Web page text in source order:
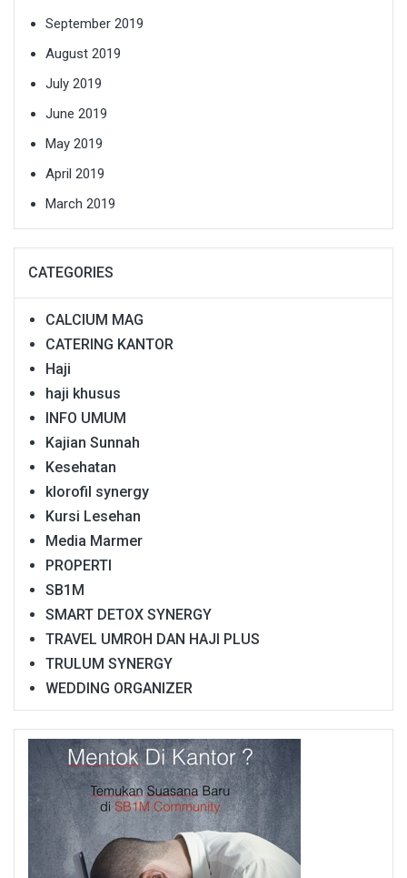
September 2019
August 2019
July 2019
June 2019
May 2019
April 2019
March 2019
CATEGORIES
CALCIUM MAG
CATERING KANTOR
Haji
haji khusus
INFO UMUM
Kajian Sunnah
Kesehatan
klorofil synergy
Kursi Lesehan
Media Marmer
PROPERTI
SB1M
SMART DETOX SYNERGY
TRAVEL UMROH DAN HAJI PLUS
TRULUM SYNERGY
WEDDING ORGANIZER